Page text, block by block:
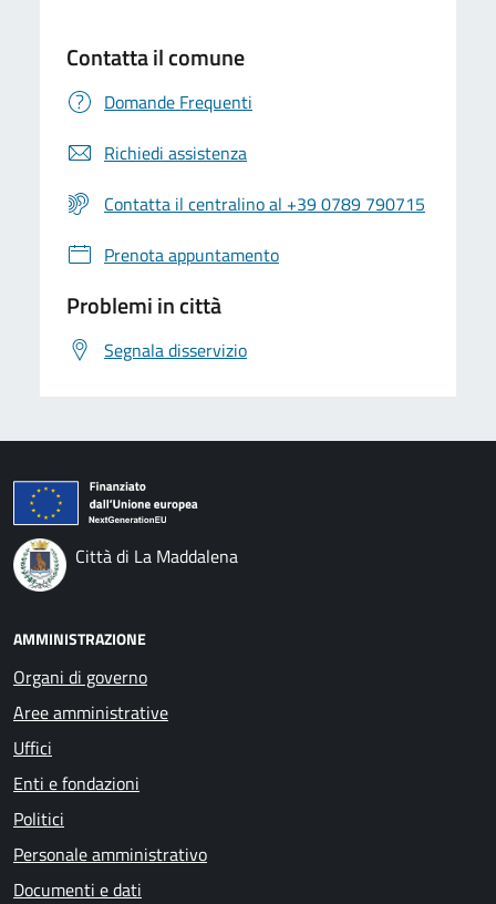
Contatta il comune
Domande Frequenti
Richiedi assistenza
Contatta il centralino al +39 0789 790715
Prenota appuntamento
Problemi in città
Segnala disservizio
Città di La Maddalena
AMMINISTRAZIONE
Organi di governo
Aree amministrative
Uffici
Enti e fondazioni
Politici
Personale amministrativo
Documenti e dati